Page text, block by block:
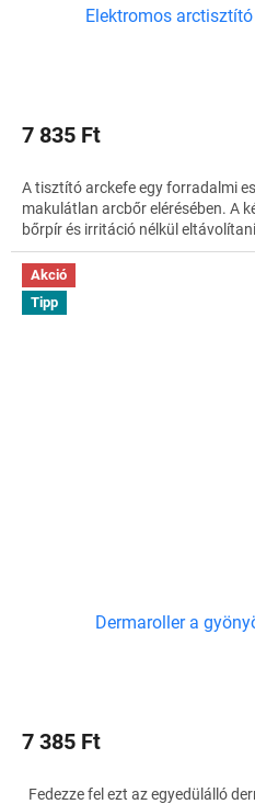
Elektromos
7 835 Ft
A tisztító arckefe egy forradalmi
makulátlan arcbőr elérésében. A
bőrpír és irritáció nélkül
Akció
Tipp
Dermaroller a
7 385 Ft
Fedezze fel ezt az egyedülálló